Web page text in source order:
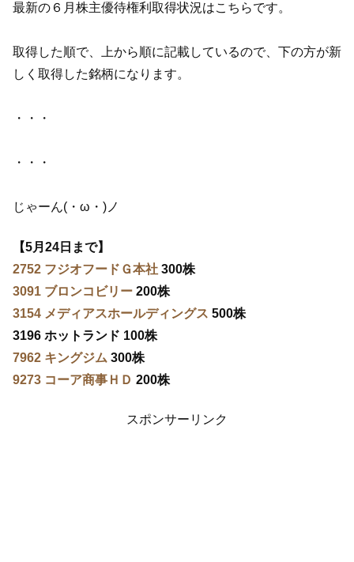
最新の６月株主優待権利取得状況はこちらです。
取得した順で、上から順に記載しているので、下の方が新
しく取得した銘柄になります。
・・・
・・・
じゃーん(・ω・)ノ
【5月24日まで】
2752 フジオフードＧ本社 300株
3091 ブロンコビリー 200株
3154 メディアスホールディングス 500株
3196 ホットランド 100株
7962 キングジム 300株
9273 コーア商事ＨＤ 200株
スポンサーリンク